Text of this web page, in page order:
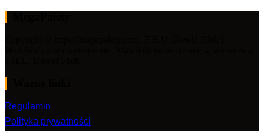
Regulamin
Polityka prywatności